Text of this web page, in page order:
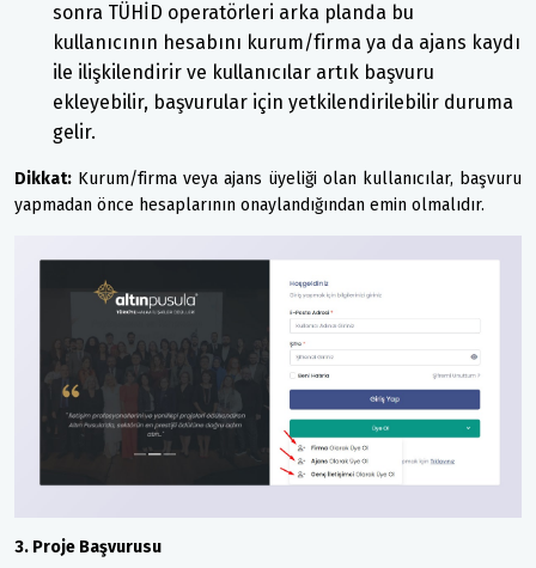
sonra TÜHİD operatörleri arka planda bu
kullanıcının hesabını kurum/firma ya da ajans kaydı
ile ilişkilendirir ve kullanıcılar artık başvuru
ekleyebilir, başvurular için yetkilendirilebilir duruma
gelir.
Dikkat: Kurum/firma veya ajans üyeliği olan kullanıcılar, başvuru
yapmadan önce hesaplarının onaylandığından emin olmalıdır.
3. Proje Başvurusu